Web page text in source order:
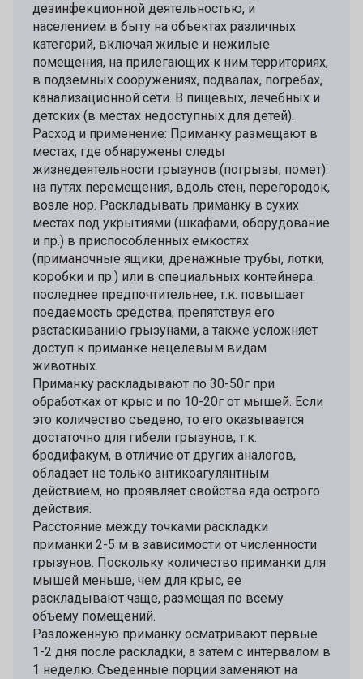
дезинфекционной деятельностью, и
населением в быту на объектах различных
категорий, включая жилые и нежилые
помещения, на прилегающих к ним территориях,
в подземных сооружениях, подвалах, погребах,
канализационной сети. В пищевых, лечебных и
детских (в местах недоступных для детей).
Расход и применение: Приманку размещают в
местах, где обнаружены следы
жизнедеятельности грызунов (погрызы, помет):
на путях перемещения, вдоль стен, перегородок,
возле нор. Раскладывать приманку в сухих
местах под укрытиями (шкафами, оборудование
и пр.) в приспособленных емкостях
(приманочные ящики, дренажные трубы, лотки,
коробки и пр.) или в специальных контейнера.
последнее предпочтительнее, т.к. повышает
поедаемость средства, препятствуя его
растаскиванию грызунами, а также усложняет
доступ к приманке нецелевым видам
животных.
Приманку раскладывают по 30-50г при
обработках от крыс и по 10-20г от мышей. Если
это количество съедено, то его оказывается
достаточно для гибели грызунов, т.к.
бродифакум, в отличие от других аналогов,
обладает не только антикоагулянтным
действием, но проявляет свойства яда острого
действия.
Расстояние между точками раскладки
приманки 2-5 м в зависимости от численности
грызунов. Поскольку количество приманки для
мышей меньше, чем для крыс, ее
раскладывают чаще, размещая по всему
объему помещений.
Разложенную приманку осматривают первые
1-2 дня после раскладки, а затем с интервалом в
1 неделю. Съеденные порции заменяют на